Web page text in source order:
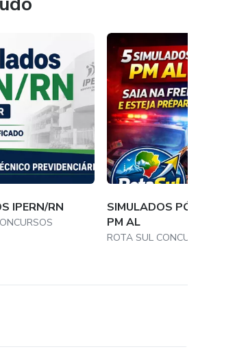
IPERN/RN
SIMULADOS PÓS EDITAL
PM AL
ROTA SUL CONCURSOS